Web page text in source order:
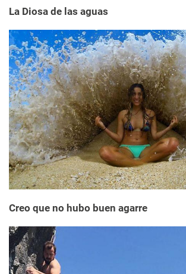
La Diosa de las aguas
Creo que no hubo buen agarre